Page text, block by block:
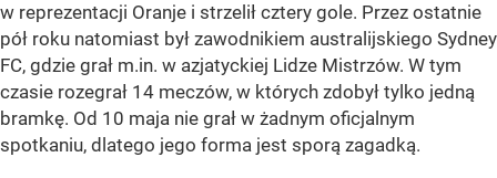
w reprezentacji Oranje i strzelił cztery gole. Przez ostatnie
pół roku natomiast był zawodnikiem australijskiego Sydney
FC, gdzie grał m.in. w azjatyckiej Lidze Mistrzów. W tym
czasie rozegrał 14 meczów, w których zdobył tylko jedną
bramkę. Od 10 maja nie grał w żadnym oficjalnym
spotkaniu, dlatego jego forma jest sporą zagadką.